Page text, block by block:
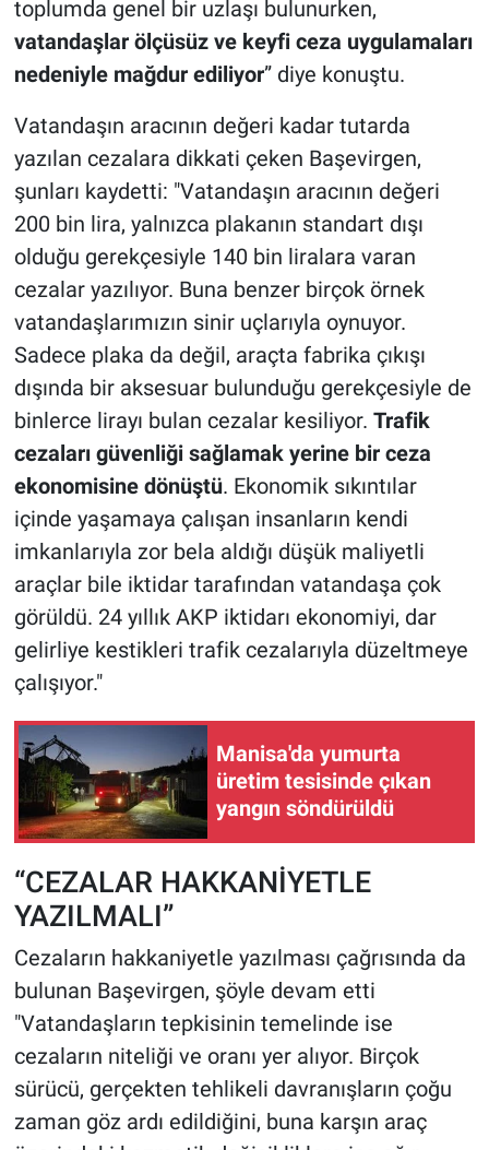
toplumda genel bir uzlaşı bulunurken,
vatandaşlar ölçüsüz ve keyfi ceza uygulamaları
nedeniyle mağdur ediliyor” diye konuştu.
Vatandaşın aracının değeri kadar tutarda
yazılan cezalara dikkati çeken Başevirgen,
şunları kaydetti: "Vatandaşın aracının değeri
200 bin lira, yalnızca plakanın standart dışı
olduğu gerekçesiyle 140 bin liralara varan
cezalar yazılıyor. Buna benzer birçok örnek
vatandaşlarımızın sinir uçlarıyla oynuyor.
Sadece plaka da değil, araçta fabrika çıkışı
dışında bir aksesuar bulunduğu gerekçesiyle de
binlerce lirayı bulan cezalar kesiliyor. Trafik
cezaları güvenliği sağlamak yerine bir ceza
ekonomisine dönüştü. Ekonomik sıkıntılar
içinde yaşamaya çalışan insanların kendi
imkanlarıyla zor bela aldığı düşük maliyetli
araçlar bile iktidar tarafından vatandaşa çok
görüldü. 24 yıllık AKP iktidarı ekonomiyi, dar
gelirliye kestikleri trafik cezalarıyla düzeltmeye
çalışıyor."
Manisa'da yumurta
üretim tesisinde çıkan
yangın söndürüldü
“CEZALAR HAKKANİYETLE
YAZILMALI”
Cezaların hakkaniyetle yazılması çağrısında da
bulunan Başevirgen, şöyle devam etti
"Vatandaşların tepkisinin temelinde ise
cezaların niteliği ve oranı yer alıyor. Birçok
sürücü, gerçekten tehlikeli davranışların çoğu
zaman göz ardı edildiğini, buna karşın araç